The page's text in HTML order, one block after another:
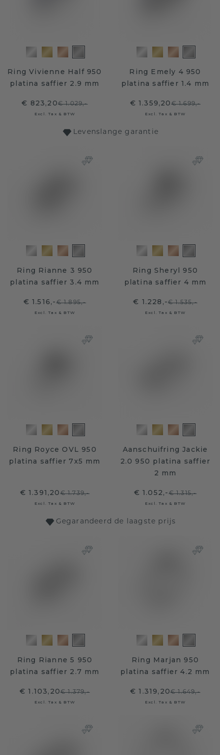
Ring Vivienne Half 950
platina saffier 2.9 mm
€ 823,20€ 1.029,-
Excl. Tax & BTW
Ring Emely 4 950
platina saffier 1.4 mm
€ 1.359,20€ 1.699,-
Excl. Tax & BTW
Levenslange garantie
Ring Rianne 3 950
platina saffier 3.4 mm
€ 1.516,-€ 1.895,-
Excl. Tax & BTW
Ring Sheryl 950
platina saffier 4 mm
€ 1.228,-€ 1.535,-
Excl. Tax & BTW
Ring Royce OVL 950
platina saffier 7x5 mm
€ 1.391,20€ 1.739,-
Excl. Tax & BTW
Aanschuifring Jackie
2.0 950 platina saffier
2 mm
€ 1.052,-€ 1.315,-
Excl. Tax & BTW
Gegarandeerd de laagste prijs
Ring Rianne 5 950
platina saffier 2.7 mm
€ 1.103,20€ 1.379,-
Excl. Tax & BTW
Ring Marjan 950
platina saffier 4.2 mm
€ 1.319,20€ 1.649,-
Excl. Tax & BTW